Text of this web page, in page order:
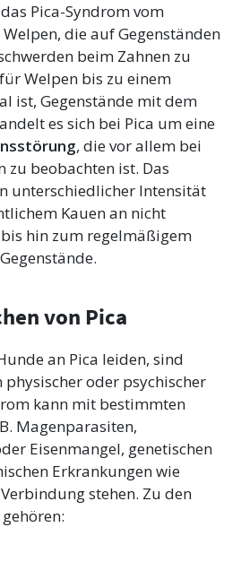
Pica-Syndrom vom
die auf Gegenständen
beim Zahnen zu
Welpen bis zu einem
ist, Gegenstände mit dem
es sich bei Pica um eine
, die vor allem bei
zu beobachten ist. Das
unterschiedlicher Intensität
Kauen an nicht
hin zum regelmäßigem
von Pica
an Pica leiden, sind
oder psychischer
kann mit bestimmten
Magenparasiten,
Eisenmangel, genetischen
Erkrankungen wie
stehen. Zu den